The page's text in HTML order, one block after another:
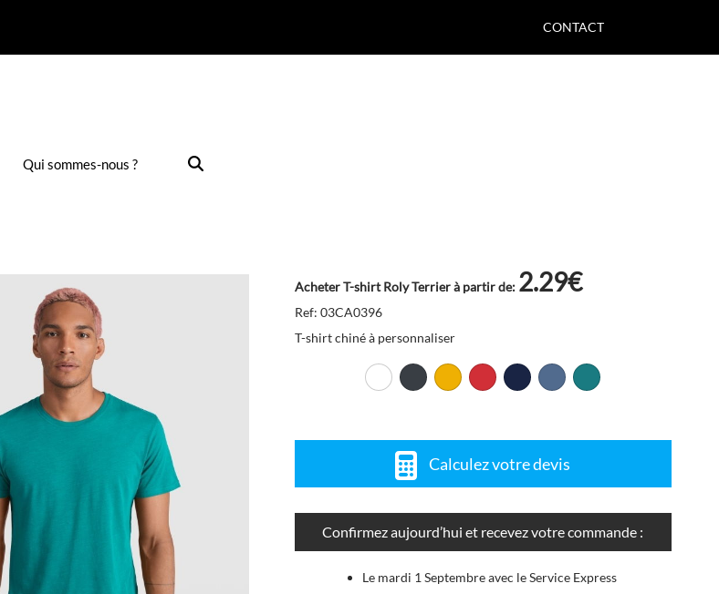
CONTACT
Qui sommes-nous ?
Acheter T-shirt Roly Terrier à partir de: 2.29€
Ref: 03CA0396
T-shirt chiné à personnaliser
Calculez votre devis
Confirmez aujourd’hui et recevez votre commande :
Le mardi 1 Septembre avec le Service Express